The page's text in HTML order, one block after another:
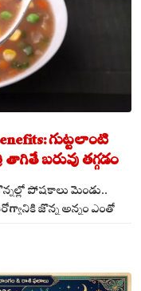
గుట్టలాంటి
బరువు తగ్గడం
పోషకాలు మెండు..
జొన్న అన్నం ఎంతో